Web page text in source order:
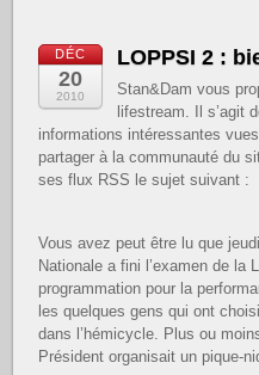
DÉC
20
2010
LOPPSI 2 :
Stan&Dam vous
lifestream. Il s’agit
informations intéressantes
partager à la communauté du
ses flux RSS le sujet suivant :
Vous avez peut être lu que
Nationale a fini l’examen de la
programmation pour la
les quelques gens qui ont
dans l’hémicycle. Plus ou
Président organisait un pique-